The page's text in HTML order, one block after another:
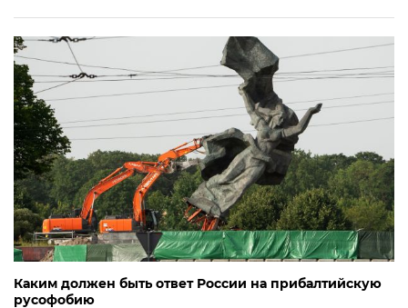
Каким должен быть ответ России на прибалтийскую
русофобию